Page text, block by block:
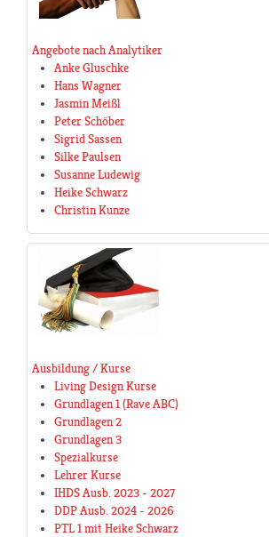
Angebote nach Analytiker
Anke Gluschke
Hans Wagner
Jasmin Meißl
Peter Schöber
Sigrid Sassen
Silke Paulsen
Susanne Ludewig
Heike Schwarz
Christin Kunze
Ausbildung / Kurse
Living Design Kurse
Grundlagen 1 (Rave ABC)
Grundlagen 2
Grundlagen 3
Spezialkurse
Lehrer Kurse
IHDS Ausb. 2023 - 2027
DDP Ausb. 2024 - 2026
PTL 1 mit Heike Schwarz